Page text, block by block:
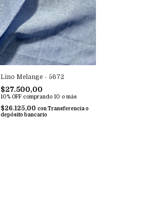
Lino Melange - 5672
$27.500,00
10% OFF comprando 10 o más
$26.125,00 con Transferencia o
depósito bancario